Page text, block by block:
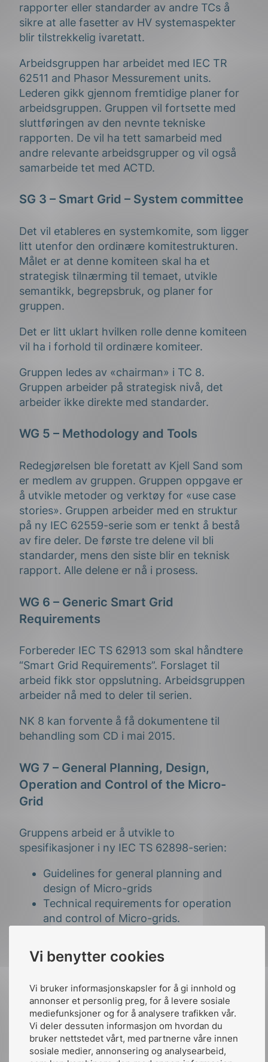
Vi benytter cookies
Vi bruker informasjonskapsler for å gi innhold og
annonser et personlig preg, for å levere sosiale
mediefunksjoner og for å analysere trafikken vår.
Vi deler dessuten informasjon om hvordan du
bruker nettstedet vårt, med partnerne våre innen
sosiale medier, annonsering og analysearbeid,
rapporter eller standarder av andre TCs å
sikre at alle fasetter av HV systemaspekter
blir tilstrekkelig ivaretatt.
Arbeidsgruppen har arbeidet med IEC TR
62511 and Phasor Messurement units.
Lederen gikk gjennom fremtidige planer for
arbeidsgruppen. Gruppen vil fortsette med
sluttføringen av den nevnte tekniske
rapporten. De vil ha tett samarbeid med
andre relevante arbeidsgrupper og vil også
samarbeide tet med ACTD.
SG 3 – Smart Grid – System committee
Det vil etableres en systemkomite, som ligger
litt utenfor den ordinære komitestrukturen.
Målet er at denne komiteen skal ha et
strategisk tilnærming til temaet, utvikle
semantikk, begrepsbruk, og planer for
gruppen.
Det er litt uklart hvilken rolle denne komiteen
vil ha i forhold til ordinære komiteer.
Gruppen ledes av «chairman» i TC 8.
Gruppen arbeider på strategisk nivå, det
arbeider ikke direkte med standarder.
WG 5 – Methodology and Tools
Redegjørelsen ble foretatt av Kjell Sand som
er medlem av gruppen. Gruppen oppgave er
å utvikle metoder og verktøy for «use case
stories». Gruppen arbeider med en struktur
på ny IEC 62559-serie som er tenkt å bestå
av fire deler. De første tre delene vil bli
standarder, mens den siste blir en teknisk
rapport. Alle delene er nå i prosess.
WG 6 – Generic Smart Grid
Requirements
Forbereder IEC TS 62913 som skal håndtere
“Smart Grid Requirements”. Forslaget til
arbeid fikk stor oppslutning. Arbeidsgruppen
arbeider nå med to deler til serien.
NK 8 kan forvente å få dokumentene til
behandling som CD i mai 2015.
WG 7 – General Planning, Design,
Operation and Control of the Micro-
Grid
Gruppens arbeid er å utvikle to
spesifikasjoner i ny IEC TS 62898-serien:
Guidelines for general planning and
design of Micro-grids
Technical requirements for operation
and control of Micro-grids.
PT 62749 Assessment of power quality
– Characteristics of electricity supplied
by public networks
Gruppen har to norske medlemmer: Helge
Seljeseth (Sintef Energi) og Karstein Brekke
(Statkraft). Den arbeider med